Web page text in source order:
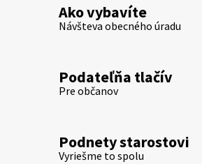
Ako vybavíte
Návšteva obecného úradu
Podateľňa tlačív
Pre občanov
Podnety starostovi
Vyriešme to spolu